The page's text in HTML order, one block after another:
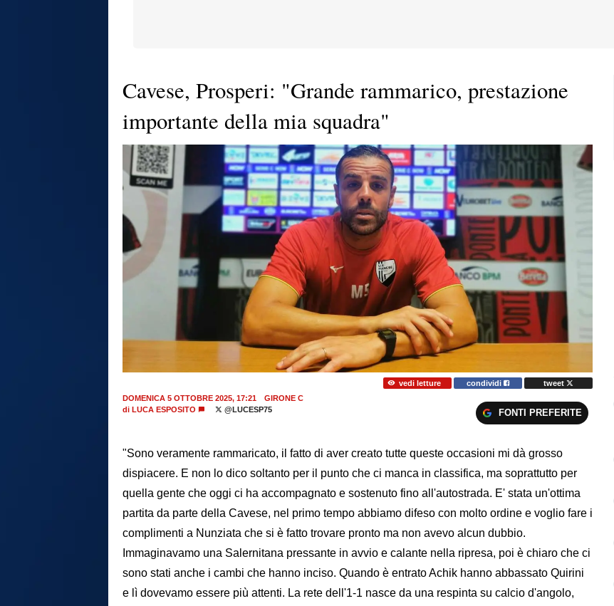
Cavese, Prosperi: "Grande rammarico, prestazione
importante della mia squadra"
vedi letture condividi
tweet
DOMENICA 5 OTTOBRE 2025, 17:21
GIRONE C
di LUCA ESPOSITO @LUCESP75 FONTI PREFERITE
"Sono veramente rammaricato, il fatto di aver creato tutte queste occasioni mi dà grosso
dispiacere. E non lo dico soltanto per il punto che ci manca in classifica, ma soprattutto per
quella gente che oggi ci ha accompagnato e sostenuto fino all'autostrada. E' stata un'ottima
partita da parte della Cavese, nel primo tempo abbiamo difeso con molto ordine e voglio fare i
complimenti a Nunziata che si è fatto trovare pronto ma non avevo alcun dubbio.
Immaginavamo una Salernitana pressante in avvio e calante nella ripresa, poi è chiaro che ci
sono stati anche i cambi che hanno inciso. Quando è entrato Achik hanno abbassato Quirini
e lì dovevamo essere più attenti. La rete dell'1-1 nasce da una respinta su calcio d'angolo,